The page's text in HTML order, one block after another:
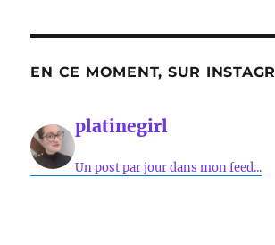
EN CE MOMENT, SUR
platinegirl
Un post par jour dans mon feed...